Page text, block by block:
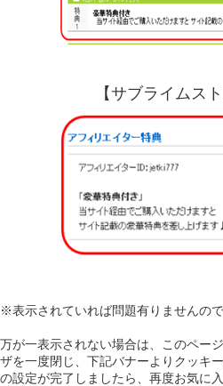
【サブライムス
※表示されていれば問題有りませんの
万が一表示されない場合は、このペー
ザを一度閉じ、下記バナーよりクッキ
の設定が完了しましたら、再度お気に